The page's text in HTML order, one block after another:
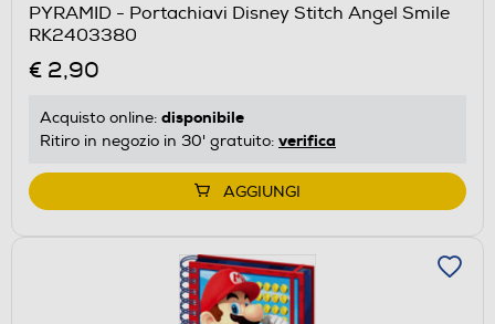
PYRAMID - Portachiavi Disney Stitch Angel Smile
RK2403380
€ 2,90
Acquisto online: disponibile
Ritiro in negozio in 30' gratuito: verifica
AGGIUNGI